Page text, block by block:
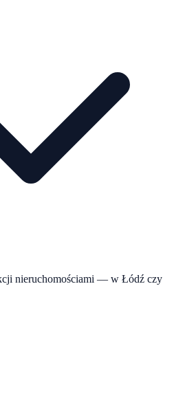
nieruchomościami — w Łódź czy